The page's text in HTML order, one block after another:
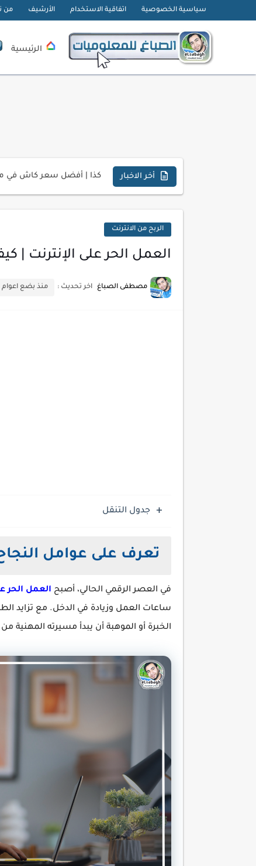
سياسية الخصوصية اتفاقية الاستخدام الأرشيف من
الرئيسية
أخر الاخبار أفضل طرق الربح من
أسرار اختيار لوحة مفاتيح
أدوات مجانية للبحث عن
الربح من الانترنت
العمل الحر على الإنترنت |
مصطفى الصباغ اخر تحديث : منذ بضع اعوام
جدول التنقل
تعرف على عوامل
في العصر الرقمي الحالي، أصبح العمل الحر
ساعات العمل وزيادة في الدخل. مع تزايد
الخبرة أو الموهبة أن يبدأ مسيرته